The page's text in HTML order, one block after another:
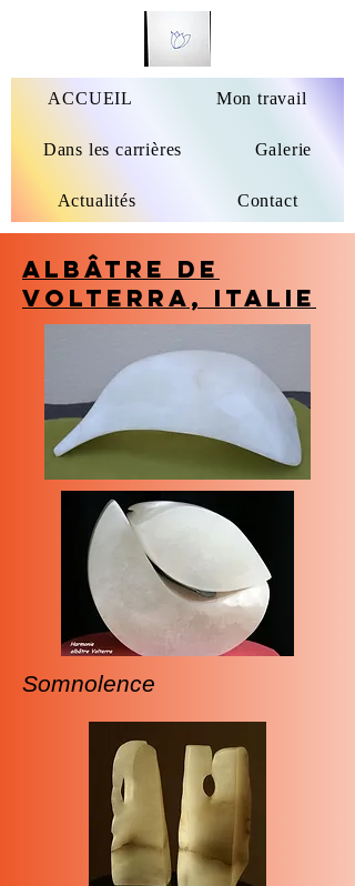
ACCUEIL Mon travail
Dans les carrières Galerie
Actualités Contact
Albâtre de
Volterra, Italie
Somnolence